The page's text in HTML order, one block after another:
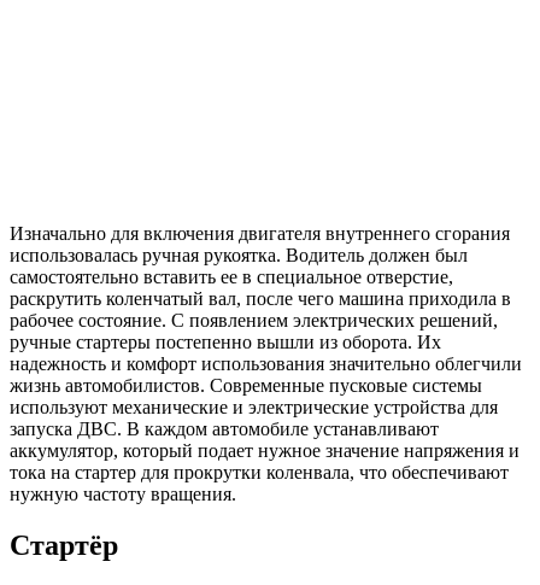
Изначально для включения двигателя внутреннего сгорания
использовалась ручная рукоятка. Водитель должен был
самостоятельно вставить ее в специальное отверстие,
раскрутить коленчатый вал, после чего машина приходила в
рабочее состояние. С появлением электрических решений,
ручные стартеры постепенно вышли из оборота. Их
надежность и комфорт использования значительно облегчили
жизнь автомобилистов. Современные пусковые системы
используют механические и электрические устройства для
запуска ДВС. В каждом автомобиле устанавливают
аккумулятор, который подает нужное значение напряжения и
тока на стартер для прокрутки коленвала, что обеспечивают
нужную частоту вращения.
Стартёр